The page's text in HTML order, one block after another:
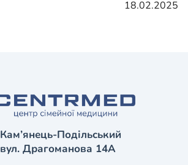
18.02.2025
Кам’янець-Подільський
вул. Драгоманова 14А